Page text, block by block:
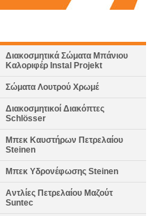
Διακοσμητικά Σώματα Μπάνιου
Καλοριφέρ Instal Projekt
Σώματα Λουτρού Χρωμέ
Διακοσμητικοί Διακόπτες
Schlösser
Μπεκ Καυστήρων Πετρελαίου
Steinen
Μπεκ Υδρονέφωσης Steinen
Αντλίες Πετρελαίου Μαζούτ
Suntec